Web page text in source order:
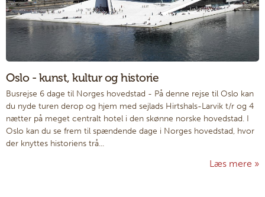
Oslo - kunst, kultur og historie
Busrejse 6 dage til Norges hovedstad - På denne rejse til Oslo kan
du nyde turen derop og hjem med sejlads Hirtshals-Larvik t/r og 4
nætter på meget centralt hotel i den skønne norske hovedstad. I
Oslo kan du se frem til spændende dage i Norges hovedstad, hvor
der knyttes historiens trå...
Læs mere